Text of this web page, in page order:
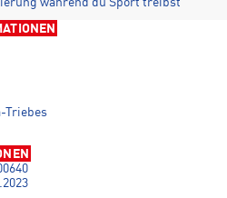
während du Sport treibst
Triebes